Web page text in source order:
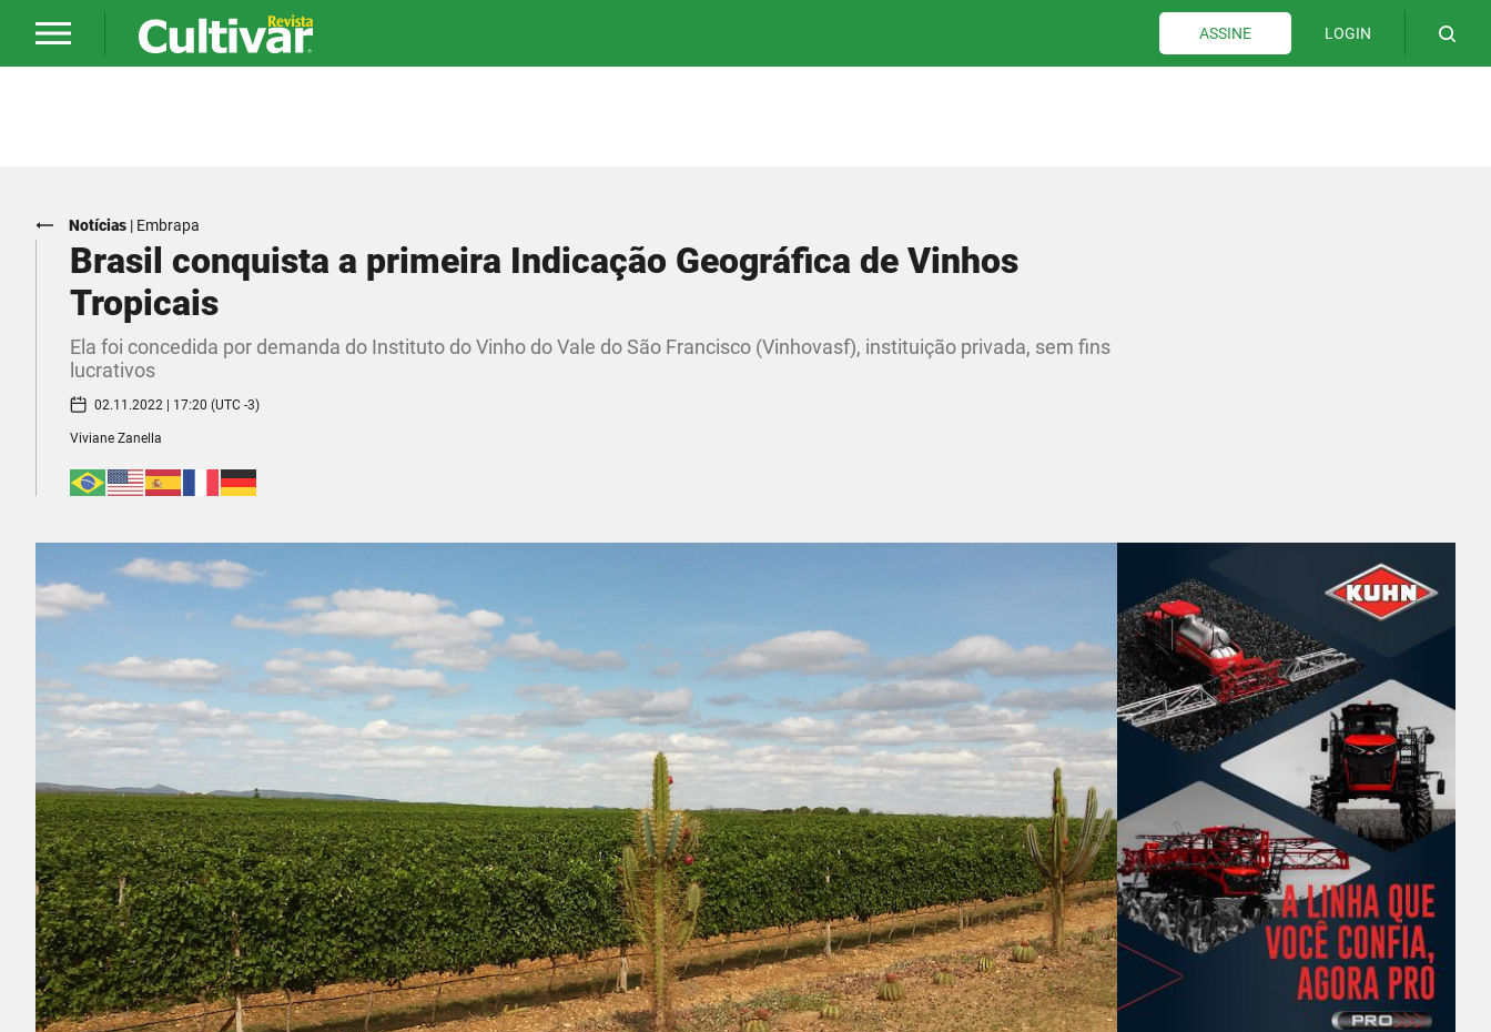
ASSINE LOGIN
Notícias | Embrapa
Brasil conquista a primeira Indicação Geográfica de Vinhos
Tropicais
Ela foi concedida por demanda do Instituto do Vinho do Vale do São Francisco (Vinhovasf), instituição privada, sem fins
lucrativos
02.11.2022 | 17:20 (UTC -3)
Viviane Zanella